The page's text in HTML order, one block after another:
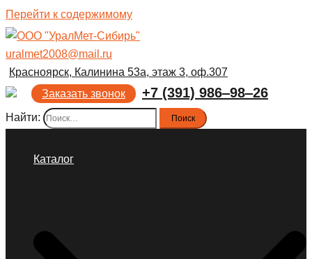
Перейти к содержимому
uralmet2008@mail.ru
Красноярск, Калинина 53а, этаж 3, оф.307
Заказать звонок
+7 (391) 986‒98‒26
Найти:
Каталог